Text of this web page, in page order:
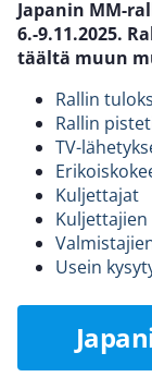
Japanin MM-
6.-9.11.2025.
täältä muun
Rallin
Rallin
TV-
Kuljettajat
Usein